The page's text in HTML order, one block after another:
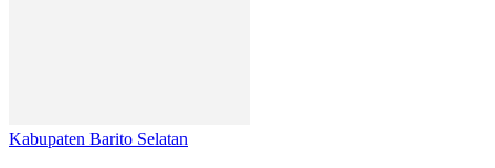
Kabupaten Barito Selatan